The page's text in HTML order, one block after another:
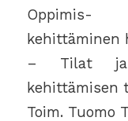
Oppimis-
kehittäminen
– Tilat ja
kehittämisen
Toim. Tuomo